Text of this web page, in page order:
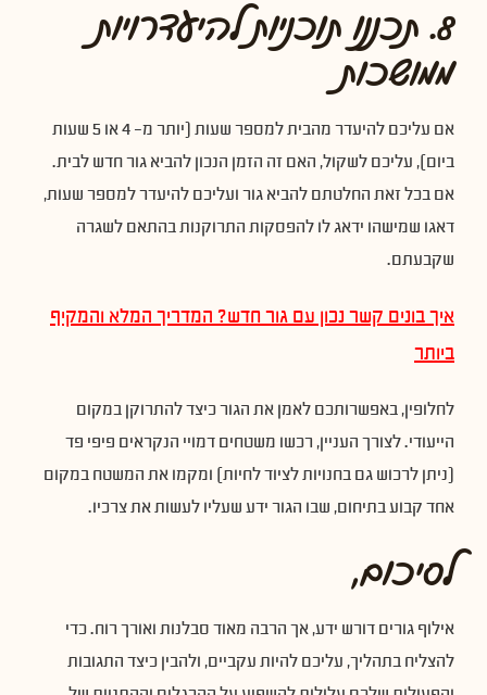
8. תכננו תוכניות להיעדרויות
ממושכות
אם עליכם להיעדר מהבית למספר שעות (יותר מ- 4 או 5 שעות
ביום), עליכם לשקול, האם זה הזמן הנכון להביא גור חדש לבית.
אם בכל זאת החלטתם להביא גור ועליכם להיעדר למספר שעות,
דאגו שמישהו ידאג לו להפסקות התרוקנות בהתאם לשגרה
שקבעתם.
איך בונים קשר נכון עם גור חדש? המדריך המלא והמקיף
ביותר
לחלופין, באפשרותכם לאמן את הגור כיצד להתרוקן במקום
הייעודי. לצורך העניין, רכשו משטחים דמויי הנקראים פיפי פד
(ניתן לרכוש גם בחנויות לציוד לחיות) ומקמו את המשטח במקום
אחד קבוע בתיחום, שבו הגור ידע שעליו לעשות את צרכיו.
לסיכום,
אילוף גורים דורש ידע, אך הרבה מאוד סבלנות ואורך רוח. כדי
להצליח בתהליך, עליכם להיות עקביים, ולהבין כיצד התגובות